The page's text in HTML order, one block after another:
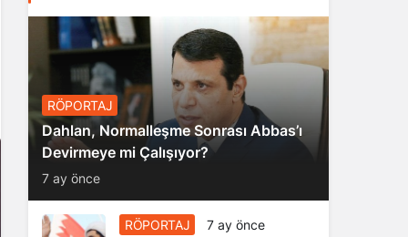
RÖPORTAJ
Dahlan, Normalleşme Sonrası Abbas’ı
Devirmeye mi Çalışıyor?
7 ay önce
RÖPORTAJ 7 ay önce